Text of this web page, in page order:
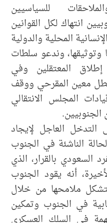
للسياسيين
انتهاك لكل القوانين
المحلية والدولية
وتوثيقها، وندعو سلطات
المعتقلين وفي
معين المقرحي ووقف
المجلس الانتقالي
الجنوبيين.
العاجل لإيجاد
الناشئة في الجنوب
السعودي بالقرار، الذي
أنه يقود الجنوب
ملامحها من خلال
في الجنوب وتمكين